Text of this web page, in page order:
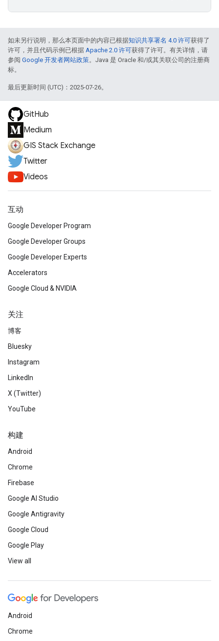
如未另行说明，那么本页面中的内容已根据知识共享署名 4.0 许可获得了
许可，并且代码示例已根据 Apache 2.0 许可获得了许可。有关详情，请
参阅 Google 开发者网站政策。Java 是 Oracle 和/或其关联公司的注册商
标。
最后更新时间 (UTC)：2025-07-26。
GitHub
Medium
GIS Stack Exchange
Twitter
Videos
互动
Google Developer Program
Google Developer Groups
Google Developer Experts
Accelerators
Google Cloud & NVIDIA
关注
博客
Bluesky
Instagram
LinkedIn
X (Twitter)
YouTube
构建
Android
Chrome
Firebase
Google AI Studio
Google Antigravity
Google Cloud
Google Play
View all
Android
Chrome